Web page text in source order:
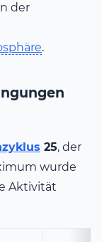
der
.
25, der
wurde
Aktivität